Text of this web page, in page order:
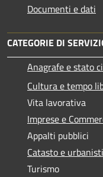
Documenti e dati
CATEGORIE DI
Anagrafe e stato
Cultura e tempo
Vita lavorativa
Imprese e
Appalti pubblici
Catasto e
Turismo